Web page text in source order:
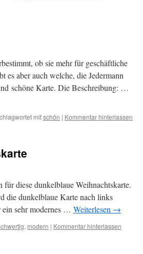
ob sie mehr für geschäftliche
aber auch welche, die Jedermann
schöne Karte. Die Beschreibung: …
mitschön | Kommentar hinterlassen
diese dunkelblaue Weihnachtskarte.
die dunkelblaue Karte nach links
ein sehr modernes … Weiterlesen →
, modern | Kommentar hinterlassen